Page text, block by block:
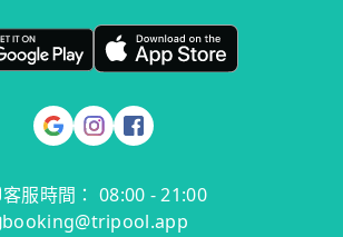
客服時間： 08:00 - 21:00
booking@tripool.app